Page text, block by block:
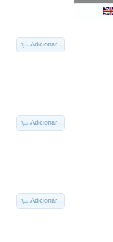
Adicionar
Adicionar
Adicionar